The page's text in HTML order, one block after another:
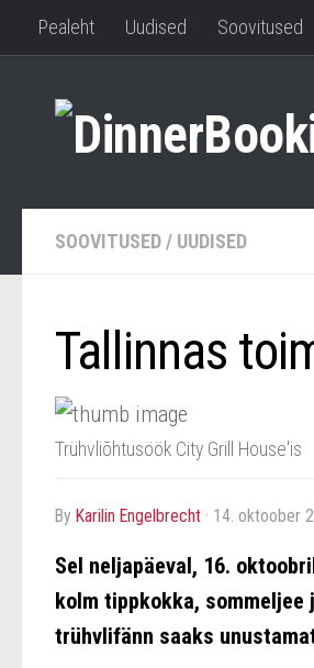
Pealeht Uudised Soovitused
SOOVITUSED / UUDISED
Tallinnas
Trühvliõhtusöök City Grill House'is
by Karilin Engelbrecht · 14. oktoober
Sel neljapäeval, 16.
kolm tippkokka,
trühvlifänn saaks